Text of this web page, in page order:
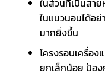
ในแนวนอนได้อย่
มากยิ่งขึ้น
โครงรอบเครื่อ
ยกเล็กน้อย ป้อ